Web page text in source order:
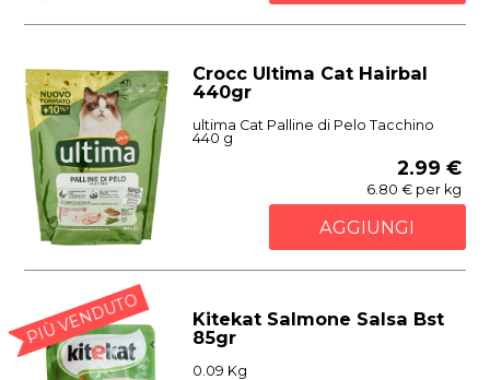
Crocc Ultima Cat Hairbal
440gr
ultima Cat Palline di Pelo Tacchino
440 g
2.99 €
6.80 € per kg
AGGIUNGI
PIÙ VENDUTO
Kitekat Salmone Salsa Bst
85gr
0.09 Kg